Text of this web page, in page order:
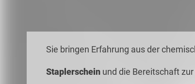
Sie bringen Erfahrung aus der
Staplerschein und die Bereitschaft zur